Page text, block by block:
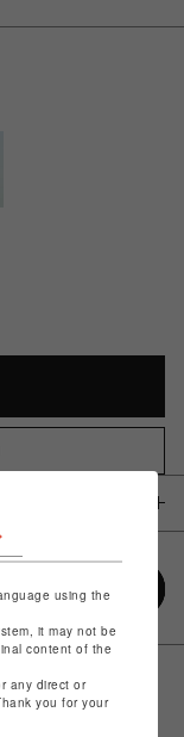
using the
it may not be
content of the
any direct or
you for your